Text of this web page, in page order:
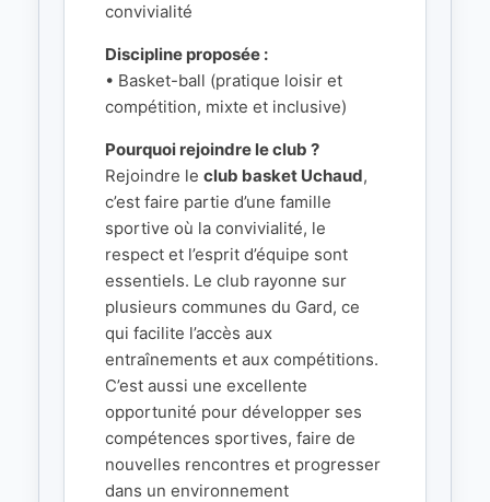
convivialité
Discipline proposée :
• Basket-ball (pratique loisir et
compétition, mixte et inclusive)
Pourquoi rejoindre le club ?
Rejoindre le club basket Uchaud,
c’est faire partie d’une famille
sportive où la convivialité, le
respect et l’esprit d’équipe sont
essentiels. Le club rayonne sur
plusieurs communes du Gard, ce
qui facilite l’accès aux
entraînements et aux compétitions.
C’est aussi une excellente
opportunité pour développer ses
compétences sportives, faire de
nouvelles rencontres et progresser
dans un environnement